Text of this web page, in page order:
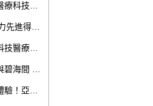
身體舒適與自信
金炬獎』最高肯定
全場景整合能力
戰賽－升龍道』火熱報名中
艷！醫科展秀「睛」亮神采